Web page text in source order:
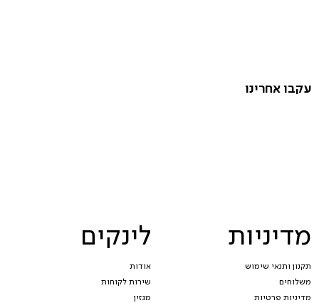
מדיניות
תקנון ותנאי שימוש
משלוחים
מדיניות פרטיות
לינקים
אודות
שירות לקוחות
מגזין
עקבו אחרינו